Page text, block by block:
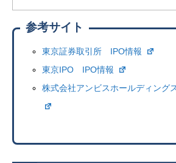
参考サイト
東京証券取引所 IPO情報
東京IPO IPO情報
株式会社アンビスホールディング